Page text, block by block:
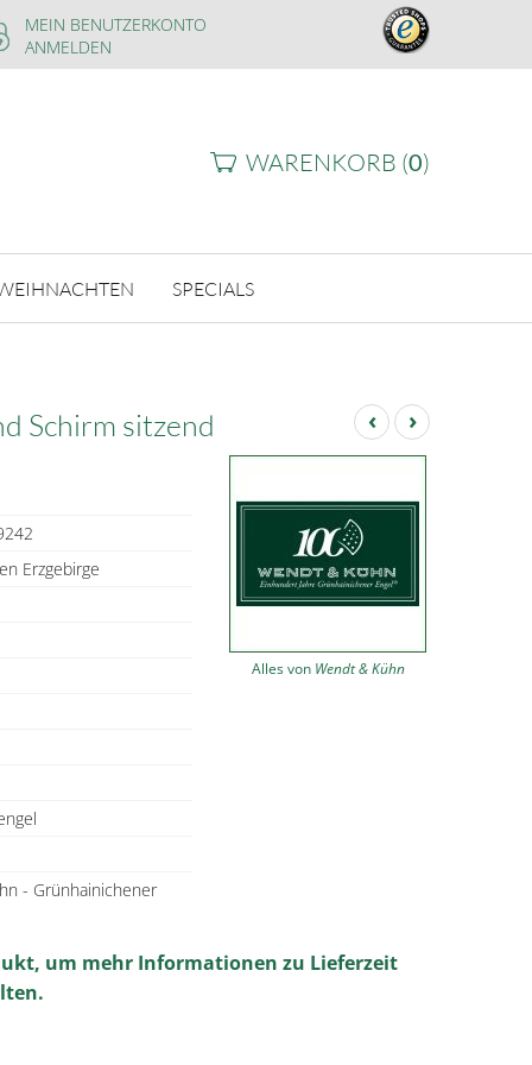
MEIN BENUTZERKONTO
ANMELDEN
WARENKORB (0)
SPECIALS
‹ ›
Schirm sitzend
Erzgebirge
- Grünhainichener
Alles von Wendt & Kühn
um mehr Informationen zu Lieferzeit